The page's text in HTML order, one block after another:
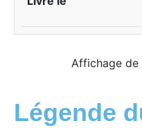
Affichage de
Légende